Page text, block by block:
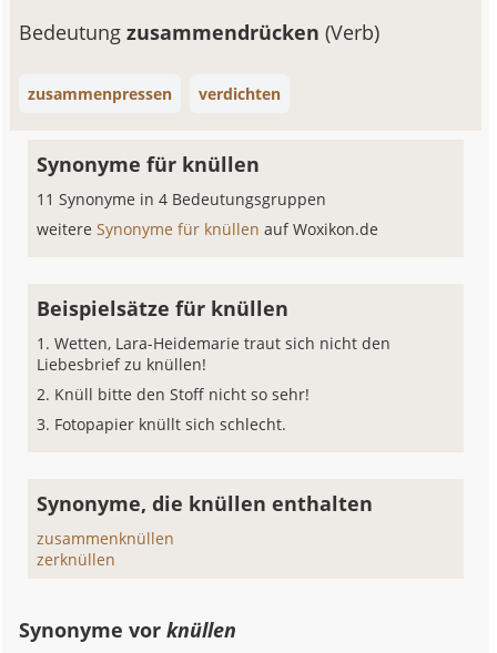
Bedeutungzusammendrücken(Verb)
zusammenpressen verdichten
Synonyme für knüllen
11 Synonyme in 4 Bedeutungsgruppen
weitereSynonyme für knüllenauf Woxikon.de
Beispielsätze für knüllen
Wetten, Lara-Heidemarie traut sich nicht den
Liebesbrief zu knüllen!
Knüll bitte den Stoff nicht so sehr!
Fotopapier knüllt sich schlecht.
Synonyme, die knüllen enthalten
zusammenknüllen
zerknüllen
Synonyme vorknüllen